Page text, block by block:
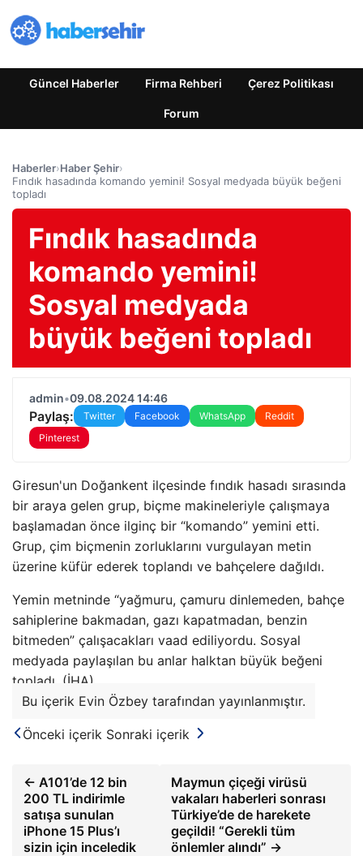
Güncel Haberler Firma Rehberi Çerez Politikası
Forum
Haberler›Haber Şehir›
Fındık hasadında komando yemini! Sosyal medyada büyük beğeni
topladı
Fındık hasadında
komando yemini!
Sosyal medyada
büyük beğeni topladı
admin•09.08.2024 14:46
Paylaş: Twitter Facebook WhatsApp
Reddit
Pinterest
Giresun'un Doğankent ilçesinde fındık hasadı sırasında
bir araya gelen grup, biçme makineleriyle çalışmaya
başlamadan önce ilginç bir “komando” yemini etti.
Grup, çim biçmenin zorluklarını vurgulayan metin
üzerine küfür ederek toplandı ve bahçelere dağıldı.
Yemin metninde “yağmuru, çamuru dinlemeden, bahçe
sahiplerine bakmadan, gazı kapatmadan, benzin
bitmeden” çalışacakları vaad ediliyordu. Sosyal
medyada paylaşılan bu anlar halktan büyük beğeni
topladı. (İHA)
Bu içerik Evin Özbey tarafından yayınlanmıştır.
Önceki içerik Sonraki içerik
← A101’de 12 bin
200 TL indirimle
satışa sunulan
iPhone 15 Plus’ı
sizin için inceledik
Maymun çiçeği virüsü
vakaları haberleri sonrası
Türkiye’de de harekete
geçildi! “Gerekli tüm
önlemler alındı” →